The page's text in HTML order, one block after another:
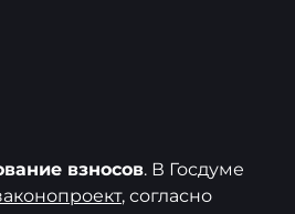
взносов. В Госдуме
, согласно